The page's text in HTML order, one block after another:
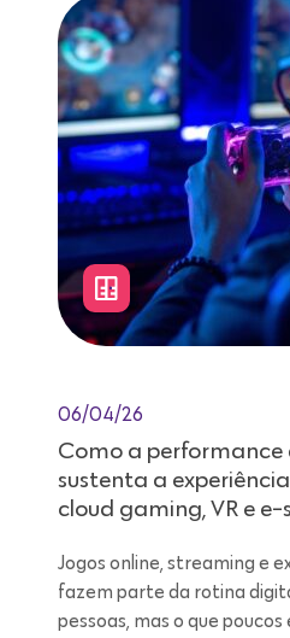
06/04/26
Como a
sustenta a
cloud gaming, VR e e-
Jogos online, streaming e
fazem parte da rotina
pessoas, mas o que poucos